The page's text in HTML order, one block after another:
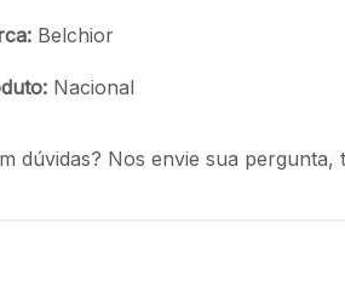
Belchior
Nacional
dúvidas? Nos envie sua